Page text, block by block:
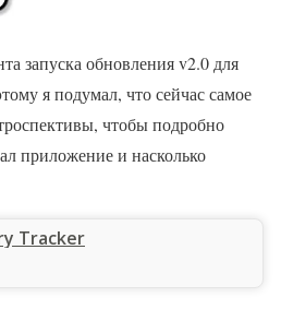
запуска обновления v2.0 для
я подумал, что сейчас самое
чтобы подробно
приложение и насколько
Tracker